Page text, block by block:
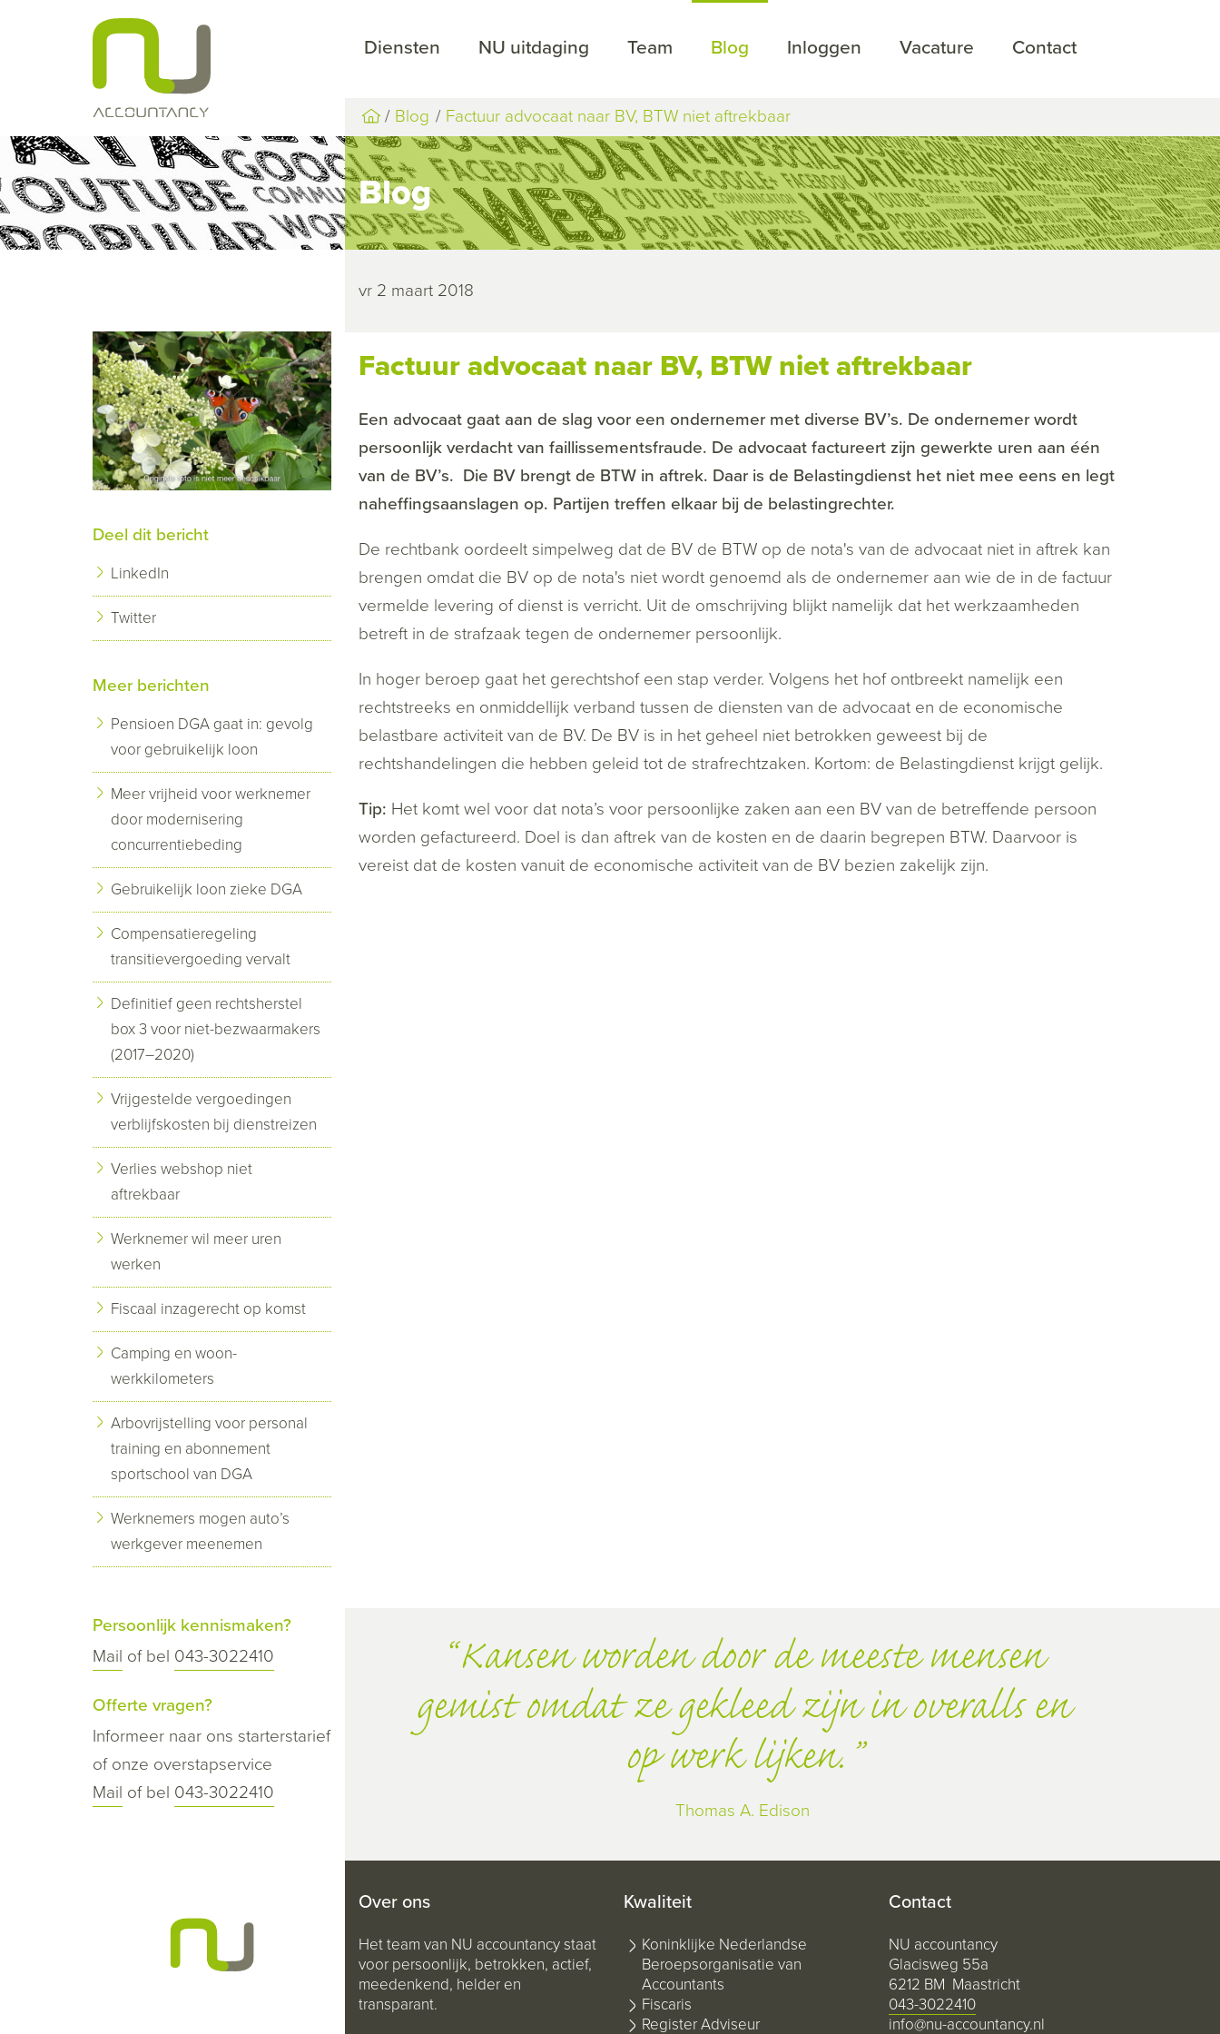
Diensten NU uitdaging Team Blog Inloggen Vacature Contact
Blog Factuur advocaat naar BV, BTW niet aftrekbaar
Blog
vr 2 maart 2018
Factuur advocaat naar BV, BTW niet aftrekbaar
Een advocaat gaat aan de slag voor een ondernemer met diverse BV’s. De ondernemer wordt
persoonlijk verdacht van faillissementsfraude. De advocaat factureert zijn gewerkte uren aan één
van de BV’s. Die BV brengt de BTW in aftrek. Daar is de Belastingdienst het niet mee eens en legt
naheffingsaanslagen op. Partijen treffen elkaar bij de belastingrechter.
De rechtbank oordeelt simpelweg dat de BV de BTW op de nota's van de advocaat niet in aftrek kan
brengen omdat die BV op de nota's niet wordt genoemd als de ondernemer aan wie de in de factuur
vermelde levering of dienst is verricht. Uit de omschrijving blijkt namelijk dat het werkzaamheden
betreft in de strafzaak tegen de ondernemer persoonlijk.
In hoger beroep gaat het gerechtshof een stap verder. Volgens het hof ontbreekt namelijk een
rechtstreeks en onmiddellijk verband tussen de diensten van de advocaat en de economische
belastbare activiteit van de BV. De BV is in het geheel niet betrokken geweest bij de
rechtshandelingen die hebben geleid tot de strafrechtzaken. Kortom: de Belastingdienst krijgt gelijk.
Tip: Het komt wel voor dat nota’s voor persoonlijke zaken aan een BV van de betreffende persoon
worden gefactureerd. Doel is dan aftrek van de kosten en de daarin begrepen BTW. Daarvoor is
vereist dat de kosten vanuit de economische activiteit van de BV bezien zakelijk zijn.
Deel dit bericht
LinkedIn
Twitter
Meer berichten
Pensioen DGA gaat in: gevolg
voor gebruikelijk loon
Meer vrijheid voor werknemer
door modernisering
concurrentiebeding
Gebruikelijk loon zieke DGA
Compensatieregeling
transitievergoeding vervalt
Definitief geen rechtsherstel
box 3 voor niet-bezwaarmakers
(2017–2020)
Vrijgestelde vergoedingen
verblijfskosten bij dienstreizen
Verlies webshop niet
aftrekbaar
Werknemer wil meer uren
werken
Fiscaal inzagerecht op komst
Camping en woon-
werkkilometers
Arbovrijstelling voor personal
training en abonnement
sportschool van DGA
Werknemers mogen auto’s
werkgever meenemen
Persoonlijk kennismaken?
Mail of bel 043-3022410
Offerte vragen?
Informeer naar ons starterstarief
of onze overstapservice
Mail of bel 043-3022410
Kansen worden door de meeste mensen
gemist omdat ze gekleed zijn in overalls en
op werk lijken.
Thomas A. Edison
Over ons
Het team van NU accountancy staat
voor persoonlijk, betrokken, actief,
meedenkend, helder en
transparant.
Kwaliteit
Koninklijke Nederlandse
Beroepsorganisatie van
Accountants
Fiscaris
Register Adviseur
Contact
NU accountancy
Glacisweg 55a
6212 BM Maastricht
043-3022410
info@nu-accountancy.nl